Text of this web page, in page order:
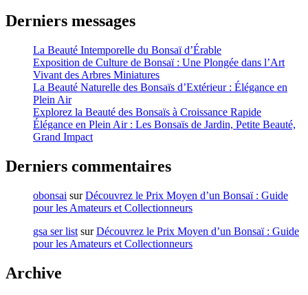
Derniers messages
La Beauté Intemporelle du Bonsaï d’Érable
Exposition de Culture de Bonsaï : Une Plongée dans l’Art
Vivant des Arbres Miniatures
La Beauté Naturelle des Bonsaïs d’Extérieur : Élégance en
Plein Air
Explorez la Beauté des Bonsaïs à Croissance Rapide
Élégance en Plein Air : Les Bonsaïs de Jardin, Petite Beauté,
Grand Impact
Derniers commentaires
obonsai surDécouvrez le Prix Moyen d’un Bonsaï : Guide
pour les Amateurs et Collectionneurs
gsa ser list surDécouvrez le Prix Moyen d’un Bonsaï : Guide
pour les Amateurs et Collectionneurs
Archive